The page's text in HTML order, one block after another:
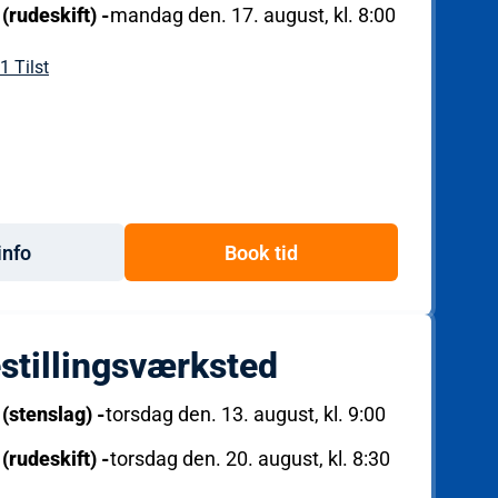
-mandag den. 17. august, kl. 8:00
Tilst
Book tid
-torsdag den. 13. august, kl. 9:00
-torsdag den. 20. august, kl. 8:30